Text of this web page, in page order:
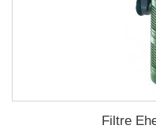
Filtre